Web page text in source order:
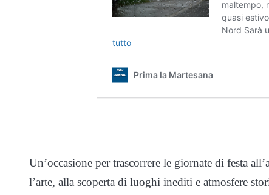
Un’occasione per trascorrere le giornate di festa
l’arte, alla scoperta di luoghi inediti e atmosfere